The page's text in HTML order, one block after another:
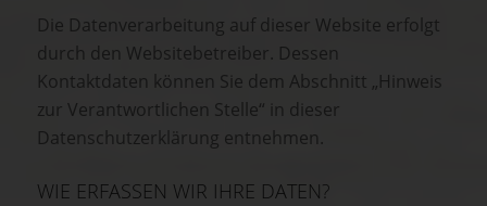
Die Datenverarbeitung auf dieser Website erfolgt
durch den Websitebetreiber. Dessen
Kontaktdaten können Sie dem Abschnitt „Hinweis
zur Verantwortlichen Stelle“ in dieser
Datenschutzerklärung entnehmen.
WIE ERFASSEN WIR IHRE DATEN?